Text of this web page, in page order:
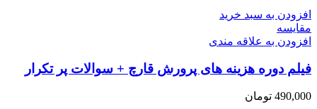
افزودن به سبد خرید
مقایسه
افزودن به علاقه مندی
فیلم دوره هزینه های پرورش قارچ + سوالات پر تکرار
490,000 تومان